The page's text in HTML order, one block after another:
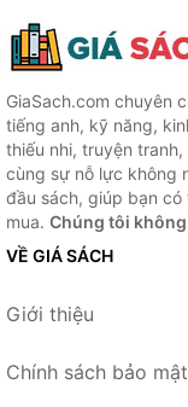
GiaSach.com chuyên
tiếng anh, kỹ năng,
thiếu nhi, truyện
cùng sự nỗ lực không
đầu sách, giúp bạn
mua. Chúng tôi
VỀ GIÁ SÁCH
Giới thiệu
Chính sách bảo mật